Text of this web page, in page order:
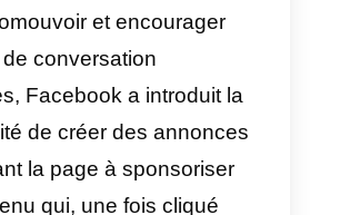
plus importante dans le
de toutes les
ciblant le public des
sociaux. Si, en effet,
récemment, le chat de la